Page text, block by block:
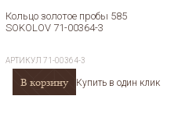
Кольцо золотое пробы 585
SOKOLOV 71-00364-3
АРТИКУЛ 71-00364-3
В корзину Купить в один клик